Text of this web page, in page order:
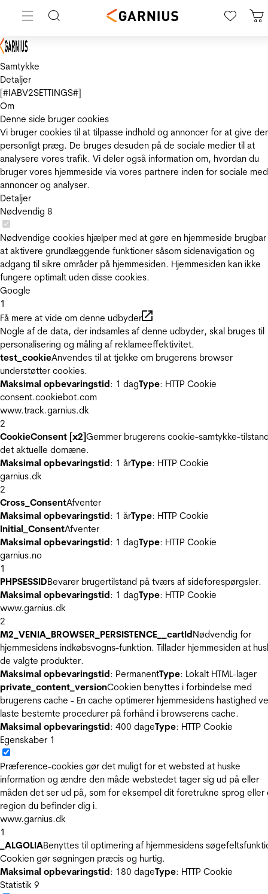
Samtykke
Detaljer
[#IABV2SETTINGS#]
Om
Denne side bruger cookies
Vi bruger cookies til at tilpasse indhold og annoncer for at give
personligt præg. De bruges desuden på de sociale medier til at
analysere vores trafik. Vi deler også information om, hvordan du
bruger vores hjemmeside via vores partnere inden for sociale
annoncer og analyser.
Detaljer
Nødvendig 8
Nødvendige cookies hjælper med at gøre en hjemmeside
at aktivere grundlæggende funktioner såsom sidenavigation og
adgang til sikre områder på hjemmesiden. Hjemmesiden kan ikke
fungere optimalt uden disse cookies.
Google
1
Få mere at vide om denne udbyder
Nogle af de data, der indsamles af denne udbyder, skal bruges til
personalisering og måling af reklameeffektivitet.
test_cookieAnvendes til at tjekke om brugerens browser
understøtter cookies.
Maksimal opbevaringstid: 1 dagType: HTTP Cookie
consent.cookiebot.com
www.track.garnius.dk
2
CookieConsent [x2]Gemmer brugerens cookie-samtykke-
det aktuelle domæne.
Maksimal opbevaringstid: 1 årType: HTTP Cookie
garnius.dk
2
Cross_ConsentAfventer
Maksimal opbevaringstid: 1 årType: HTTP Cookie
Initial_ConsentAfventer
Maksimal opbevaringstid: 1 dagType: HTTP Cookie
garnius.no
1
PHPSESSIDBevarer brugertilstand på tværs af sideforespørgsler.
Maksimal opbevaringstid: 1 dagType: HTTP Cookie
www.garnius.dk
2
M2_VENIA_BROWSER_PERSISTENCE__cartIdNødvendig for
hjemmesidens indkøbsvogns-funktion. Tillader hjemmesiden at
de valgte produkter.
Maksimal opbevaringstid: PermanentType: Lokalt HTML-lager
private_content_versionCookien benyttes i forbindelse med
brugerens cache - En cache optimerer hjemmesidens hastighed
laste bestemte procedurer på forhånd i browserens cache.
Maksimal opbevaringstid: 400 dageType: HTTP Cookie
Egenskaber 1
Præference-cookies gør det muligt for et websted at huske
information og ændre den måde webstedet tager sig ud på eller
måden det ser ud på, som for eksempel dit foretrukne sprog eller
region du befinder dig i.
www.garnius.dk
1
_ALGOLIABenyttes til optimering af hjemmesidens
Cookien gør søgningen præcis og hurtig.
Maksimal opbevaringstid: 180 dageType: HTTP Cookie
Statistik 9